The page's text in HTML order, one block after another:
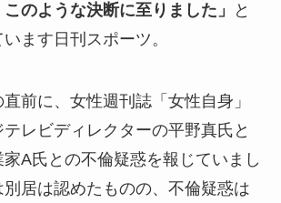
のような決断に至りました」
と
ます日刊スポーツ。
前に、女性週刊誌「女性自身」
レビディレクターの平野真氏と
A氏との不倫疑惑を報じていまし
居は認めたものの、不倫疑惑は